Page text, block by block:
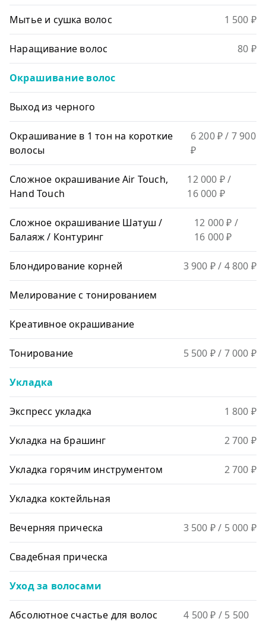
Мытье и сушка волос 1 500 ₽
Наращивание волос 80 ₽
Окрашивание волос
Выход из черного
Окрашивание в 1 тон на короткие
волосы
6 200 ₽/ 7 900
₽
Сложное окрашивание Air Touch,
Hand Touch
12 000 ₽/
16 000 ₽
Сложное окрашивание Шатуш /
Балаяж / Контуринг
12 000 ₽ /
16 000 ₽
Блондирование корней 3 900 ₽/ 4 800 ₽
Мелирование с тонированием
Креативное окрашивание
Тонирование 5 500 ₽/ 7 000 ₽
Укладка
Экспресс укладка 1 800 ₽
Укладка на брашинг 2 700 ₽
Укладка горячим инструментом 2 700 ₽
Укладка коктейльная
Вечерняя прическа 3 500 ₽/ 5 000 ₽
Свадебная прическа
Уход за волосами
Абсолютное счастье для волос
4 500 ₽ / 5 500